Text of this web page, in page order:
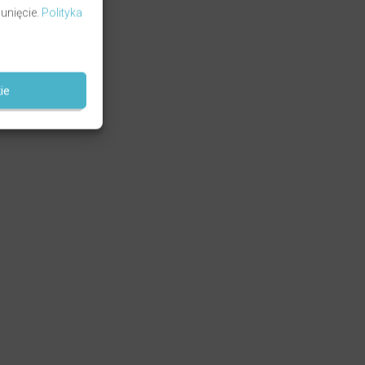
Polityka